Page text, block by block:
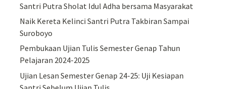
Santri Putra Sholat Idul Adha bersama Masyarakat
Naik Kereta Kelinci Santri Putra Takbiran Sampai
Suroboyo
Pembukaan Ujian Tulis Semester Genap Tahun
Pelajaran 2024-2025
Ujian Lesan Semester Genap 24-25: Uji Kesiapan